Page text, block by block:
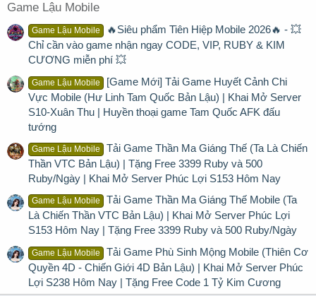
Game Lậu Mobile
Game Lậu Mobile
🔥Siêu phẩm Tiên Hiệp Mobile 2026🔥 - 💥
Chỉ cần vào game nhận ngay CODE, VIP, RUBY & KIM
CƯƠNG miễn phí 💥
Game Lậu Mobile
[Game Mới] Tải Game Huyết Cảnh Chi
Vực Mobile (Hư Linh Tam Quốc Bản Lậu) | Khai Mở Server
S10-Xuân Thu | Huyền thoại game Tam Quốc AFK đấu
tướng
Game Lậu Mobile
Tải Game Thần Ma Giáng Thế (Ta Là Chiến
Thần VTC Bản Lậu) | Tặng Free 3399 Ruby và 500
Ruby/Ngày | Khai Mở Server Phúc Lợi S153 Hôm Nay
Game Lậu Mobile
Tải Game Thần Ma Giáng Thế Mobile (Ta
Là Chiến Thần VTC Bản Lậu) | Khai Mở Server Phúc Lợi
S153 Hôm Nay | Tặng Free 3399 Ruby và 500 Ruby/Ngày
Game Lậu Mobile
Tải Game Phù Sinh Mộng Mobile (Thiên Cơ
Quyền 4D - Chiến Giới 4D Bản Lậu) | Khai Mở Server Phúc
Lợi S238 Hôm Nay | Tặng Free Code 1 Tỷ Kim Cương